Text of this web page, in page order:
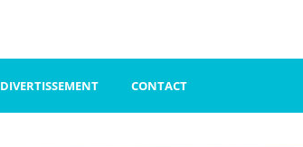
DIVERTISSEMENT CONTACT